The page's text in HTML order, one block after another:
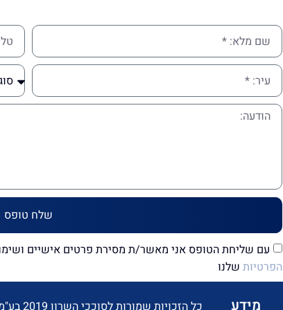
עם שליחת הטופס אני מאשר/ת מסירת פרטים אישיים
הפרטיות שלנו
שלח טופס
מידע כל הזכויות שמורות לסוככי השרון 2019 בע"מ